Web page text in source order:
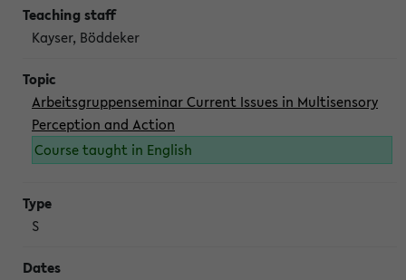
Kayser, Böddeker
Arbeitsgruppenseminar Current Issues in Multisensory
Perception and Action
Course taught in English
S